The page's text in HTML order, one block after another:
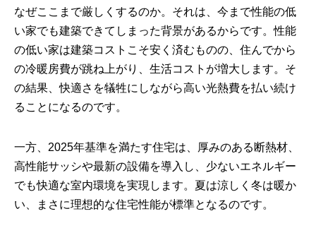
なぜここまで厳しくするのか。それは、今まで性能の低
い家でも建築できてしまった背景があるからです。性能
の低い家は建築コストこそ安く済むものの、住んでから
の冷暖房費が跳ね上がり、生活コストが増大します。そ
の結果、快適さを犠牲にしながら高い光熱費を払い続け
ることになるのです。
一方、2025年基準を満たす住宅は、厚みのある断熱材、
高性能サッシや最新の設備を導入し、少ないエネルギー
でも快適な室内環境を実現します。夏は涼しく冬は暖か
い、まさに理想的な住宅性能が標準となるのです。